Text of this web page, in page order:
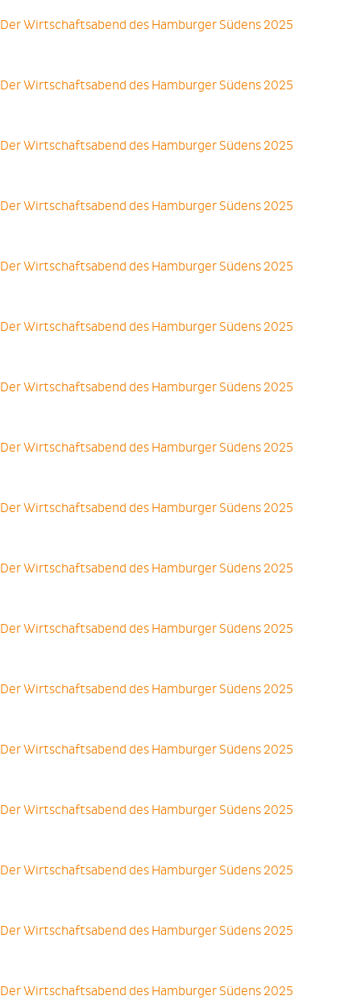
Der Wirtschaftsabend des Hamburger Südens 2025
Der Wirtschaftsabend des Hamburger Südens 2025
Der Wirtschaftsabend des Hamburger Südens 2025
Der Wirtschaftsabend des Hamburger Südens 2025
Der Wirtschaftsabend des Hamburger Südens 2025
Der Wirtschaftsabend des Hamburger Südens 2025
Der Wirtschaftsabend des Hamburger Südens 2025
Der Wirtschaftsabend des Hamburger Südens 2025
Der Wirtschaftsabend des Hamburger Südens 2025
Der Wirtschaftsabend des Hamburger Südens 2025
Der Wirtschaftsabend des Hamburger Südens 2025
Der Wirtschaftsabend des Hamburger Südens 2025
Der Wirtschaftsabend des Hamburger Südens 2025
Der Wirtschaftsabend des Hamburger Südens 2025
Der Wirtschaftsabend des Hamburger Südens 2025
Der Wirtschaftsabend des Hamburger Südens 2025
Der Wirtschaftsabend des Hamburger Südens 2025